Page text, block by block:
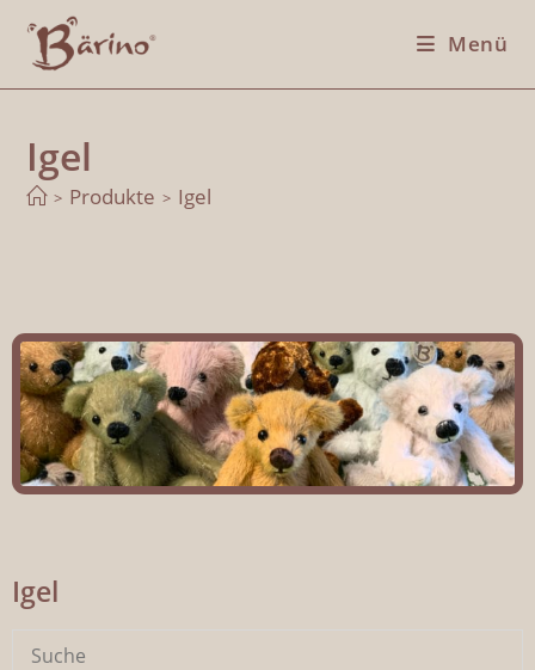
Menü
Igel
> Produkte > Igel
Igel